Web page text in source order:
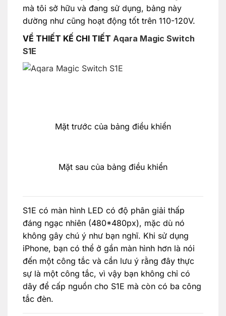
mà tôi sở hữu và đang sử dụng, bảng này
dường như cũng hoạt động tốt trên 110-120V.
VỀ THIẾT KẾ CHI TIẾT Aqara Magic Switch
S1E
Mặt trước của bảng điều khiển
Mặt sau của bảng điều khiển
S1E có màn hình LED có độ phân giải thấp
đáng ngạc nhiên (480*480px), mặc dù nó
không gây chú ý như bạn nghĩ. Khi sử dụng
iPhone, bạn có thể ở gần màn hình hơn là nói
đến một công tắc và cần lưu ý rằng đây thực
sự là một công tắc, vì vậy bạn không chỉ có
dây để cấp nguồn cho S1E mà còn có ba công
tắc đèn.